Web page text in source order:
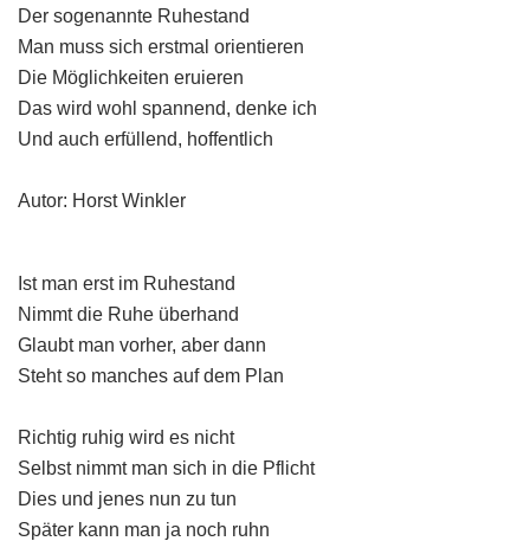
Der sogenannte Ruhestand
Man muss sich erstmal orientieren
Die Möglichkeiten eruieren
Das wird wohl spannend, denke ich
Und auch erfüllend, hoffentlich
Autor: Horst Winkler
Ist man erst im Ruhestand
Nimmt die Ruhe überhand
Glaubt man vorher, aber dann
Steht so manches auf dem Plan
Richtig ruhig wird es nicht
Selbst nimmt man sich in die Pflicht
Dies und jenes nun zu tun
Später kann man ja noch ruhn